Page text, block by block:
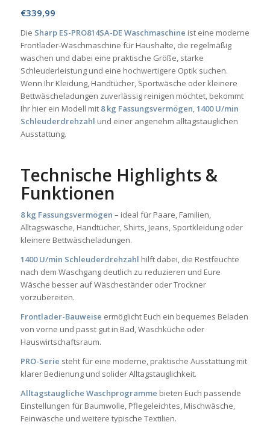
€339,99
Die Sharp ES-PRO814SA-DE Waschmaschine ist eine moderne
Frontlader-Waschmaschine für Haushalte, die regelmäßig
waschen und dabei eine praktische Größe, starke
Schleuderleistung und eine hochwertigere Optik suchen.
Wenn Ihr Kleidung, Handtücher, Sportwäsche oder kleinere
Bettwäscheladungen zuverlässig reinigen möchtet, bekommt
Ihr hier ein Modell mit 8 kg Fassungsvermögen,1400 U/min
Schleuderdrehzahl und einer angenehm alltagstauglichen
Ausstattung.
Technische Highlights &
Funktionen
8 kg Fassungsvermögen – ideal für Paare, Familien,
Alltagswäsche, Handtücher, Shirts, Jeans, Sportkleidung oder
kleinere Bettwäscheladungen.
1400 U/min Schleuderdrehzahl hilft dabei, die Restfeuchte
nach dem Waschgang deutlich zu reduzieren und Eure
Wäsche besser auf Wäscheständer oder Trockner
vorzubereiten.
Frontlader-Bauweise ermöglicht Euch ein bequemes Beladen
von vorne und passt gut in Bad, Waschküche oder
Hauswirtschaftsraum.
PRO-Serie steht für eine moderne, praktische Ausstattung mit
klarer Bedienung und solider Alltagstauglichkeit.
Alltagstaugliche Waschprogramme bieten Euch passende
Einstellungen für Baumwolle, Pflegeleichtes, Mischwäsche,
Feinwäsche und weitere typische Textilien.